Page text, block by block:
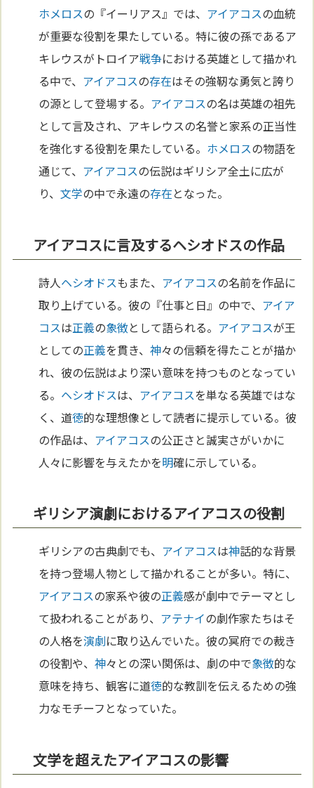
ホメロスの『イーリアス』では、 アイアコスの血統
が重要な役割を果たしている。特に彼の孫であるア
キレウスがトロイア戦争における英雄として描かれ
る中で、 アイアコスの存在はその強靭な勇気と誇り
の源として登場する。 アイアコスの名は英雄の祖先
として言及され、アキレウスの名誉と家系の正当性
を強化する役割を果たしている。 ホメロスの物語を
通じて、 アイアコスの伝説はギリシア全土に広が
り、文学の中で永遠の存在となった。
アイアコスに言及するヘシオドスの作品
詩人ヘシオドスもまた、 アイアコスの名前を作品に
取り上げている。彼の『仕事と日』の中で、 アイア
コスは正義の象徴として語られる。 アイアコスが王
としての正義を貫き、神々の信頼を得たことが描か
れ、彼の伝説はより深い意味を持つものとなってい
る。 ヘシオドスは、 アイアコスを単なる英雄ではな
く、道徳的な理想像として読者に提示している。彼
の作品は、 アイアコスの公正さと誠実さがいかに
人々に影響を与えたかを明確に示している。
ギリシア演劇におけるアイアコスの役割
ギリシアの古典劇でも、 アイアコスは神話的な背景
を持つ登場人物として描かれることが多い。特に、
アイアコスの家系や彼の正義感が劇中でテーマとし
て扱われることがあり、 アテナイの劇作家たちはそ
の人格を演劇に取り込んでいた。彼の冥府での裁き
の役割や、神々との深い関係は、劇の中で象徴的な
意味を持ち、観客に道徳的な教訓を伝えるための強
力なモチーフとなっていた。
文学を超えたアイアコスの影響